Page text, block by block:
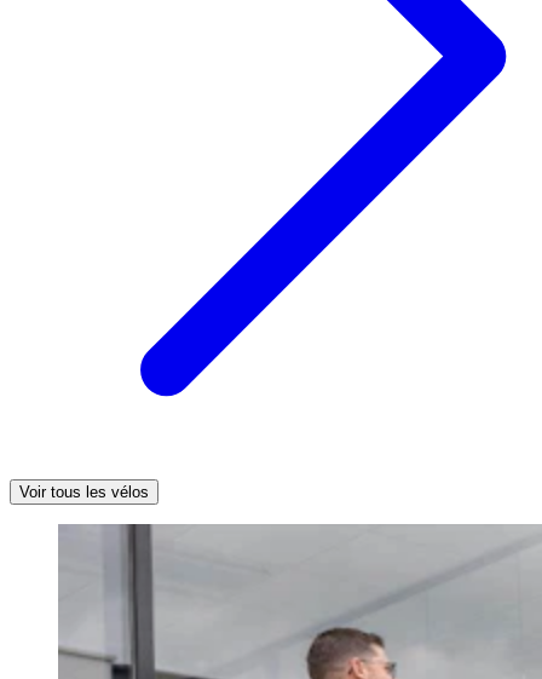
Voir tous les vélos